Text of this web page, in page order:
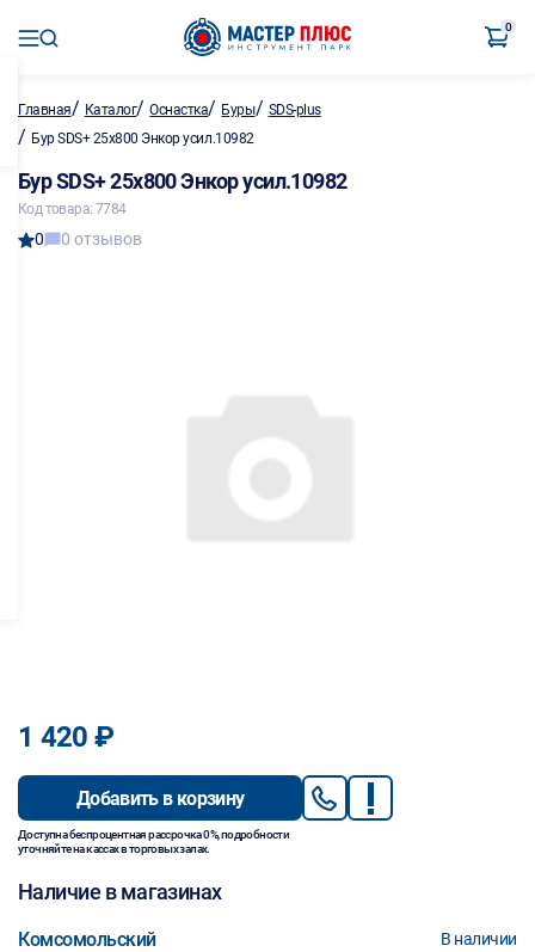
0
Главная/ Каталог/Оснастка/ Буры/ SDS-plus
/ Бур SDS+ 25х800 Энкор усил.10982
Бур SDS+ 25х800 Энкор усил.10982
Код товара: 7784
0 0 отзывов
1 420 ₽
Добавить в корзину
Доступна беспроцентная рассрочка 0%, подробности
уточняйте на кассах в торговых залах.
Наличие в магазинах
Комсомольский В наличии